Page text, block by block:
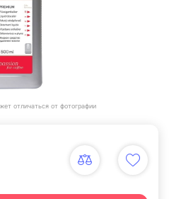
отличаться от фотографии